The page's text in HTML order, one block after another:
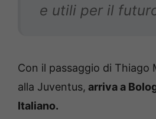
e utili per il
Con il passaggio di Thiago
alla Juventus, arriva a
Italiano.